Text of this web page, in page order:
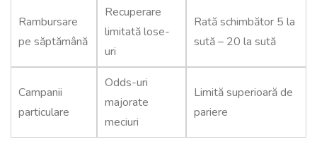
Rambursare
pe săptămână
Recuperare
limitată lose-
uri
Rată schimbător 5 la
sută – 20 la sută
Campanii
particulare
Odds-uri
majorate
meciuri
Limită superioară de
pariere